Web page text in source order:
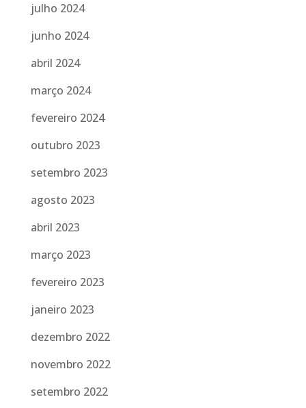
julho 2024
junho 2024
abril 2024
março 2024
fevereiro 2024
outubro 2023
setembro 2023
agosto 2023
abril 2023
março 2023
fevereiro 2023
janeiro 2023
dezembro 2022
novembro 2022
setembro 2022